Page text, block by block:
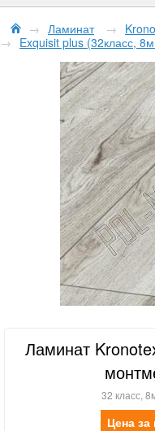
→ Ламинат →
→ Exquisit plus (32класс,
Ламинат
32 класс,
Цена за